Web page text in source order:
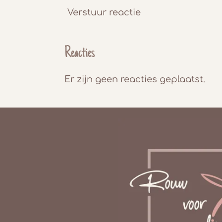
Verstuur reactie
Reacties
Er zijn geen reacties geplaatst.